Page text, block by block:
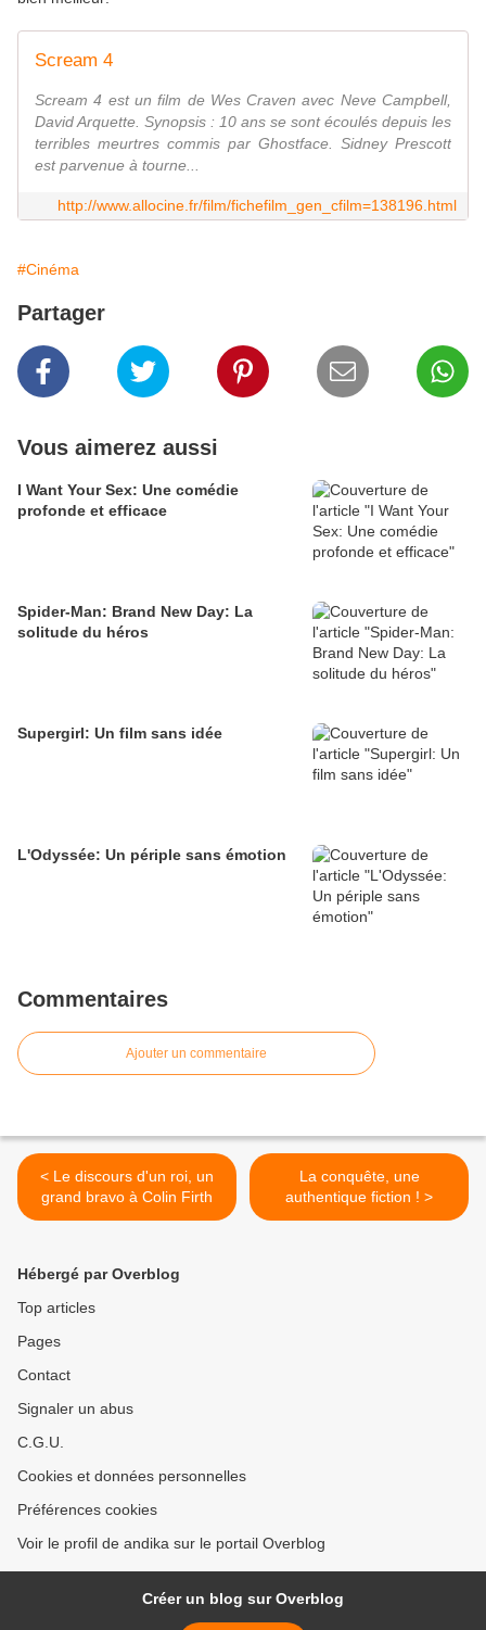
Scream 4
Scream 4 est un film de Wes Craven avec Neve Campbell,
David Arquette. Synopsis : 10 ans se sont écoulés depuis les
terribles meurtres commis par Ghostface. Sidney Prescott
est parvenue à tourne...
http://www.allocine.fr/film/fichefilm_gen_cfilm=138196.html
#Cinéma
Partager
Vous aimerez aussi
I Want Your Sex: Une comédie
profonde et efficace
Spider-Man: Brand New Day: La
solitude du héros
Supergirl: Un film sans idée
L'Odyssée: Un périple sans émotion
Commentaires
Ajouter un commentaire
< Le discours d'un roi, un
grand bravo à Colin Firth
La conquête, une
authentique fiction ! >
Hébergé par Overblog
Top articles
Pages
Contact
Signaler un abus
C.G.U.
Cookies et données personnelles
Préférences cookies
Voir le profil de andika sur le portail Overblog
Créer un blog sur Overblog